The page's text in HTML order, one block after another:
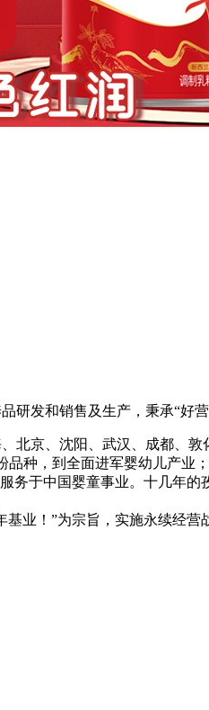
发和销售及生产，秉承“好营
京、沈阳、武汉、成都、敦
种，到全面进军婴幼儿产业
于中国婴童事业。十几年的
！”为宗旨，实施永续经营